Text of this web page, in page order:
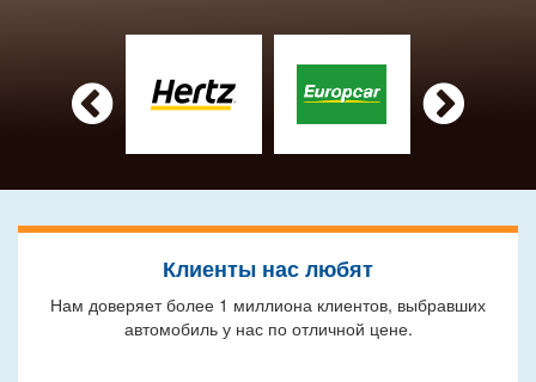
 
Клиенты нас любят
Нам доверяет более 1 миллиона клиентов, выбравших
автомобиль у нас по отличной цене.